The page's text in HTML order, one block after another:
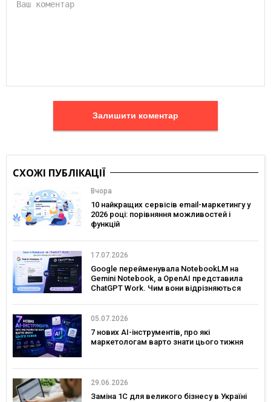
Залишити коментар
СХОЖІ ПУБЛІКАЦІЇ
Вчора
10 найкращих сервісів email-маркетингу у
2026 році: порівняння можливостей і
функцій
17.07.2026
Google перейменувала NotebookLM на
Gemini Notebook, а OpenAI представила
ChatGPT Work. Чим вони відрізняються
05.07.2026
7 нових AI-інструментів, про які
маркетологам варто знати цього тижня
29.06.2026
Заміна 1С для великого бізнесу в Україні